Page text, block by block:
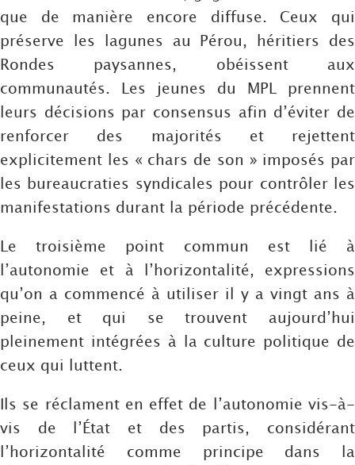
que de manière encore diffuse. Ceux qui
préserve les lagunes au Pérou, héritiers des
Rondes paysannes, obéissent aux
communautés. Les jeunes du MPL prennent
leurs décisions par consensus afin d’éviter de
renforcer des majorités et rejettent
explicitement les « chars de son » imposés par
les bureaucraties syndicales pour contrôler les
manifestations durant la période précédente.
Le troisième point commun est lié à
l’autonomie et à l’horizontalité, expressions
qu’on a commencé à utiliser il y a vingt ans à
peine, et qui se trouvent aujourd’hui
pleinement intégrées à la culture politique de
ceux qui luttent.
Ils se réclament en effet de l’autonomie vis-à-
vis de l’État et des partis, considérant
l’horizontalité comme principe dans la